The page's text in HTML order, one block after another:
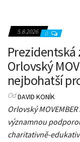
5.8.2026 0
Prezidentská
Orlovský
nejbohatší
OdDAVID KONÍK
Orlovský
významnou
charitativně-